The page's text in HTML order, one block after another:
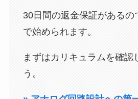
30日間の返金保証があるの
で始められます。
まずはカリキュラムを確認
う。